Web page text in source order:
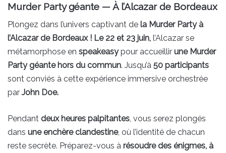
Murder Party géante — À l’Alcazar de Bordeaux
Plongez dans l’univers captivant de la Murder Party à
l’Alcazar de Bordeaux ! Le 22 et 23 juin, l’Alcazar se
métamorphose en speakeasypour accueillir une Murder
Party géante hors du commun. Jusqu’à 50 participants
sont conviés à cette expérience immersive orchestrée
par John Doe.
Pendant deux heures palpitantes, vous serez plongés
dans une enchère clandestine, où l’identité de chacun
reste secrète. Préparez-vous à résoudre des énigmes, à